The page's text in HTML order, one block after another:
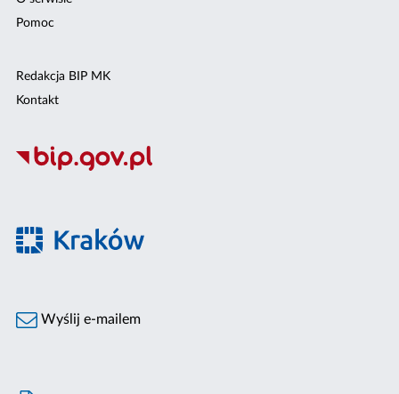
Pomoc
Redakcja BIP MK
Kontakt
Wyślij e-mailem